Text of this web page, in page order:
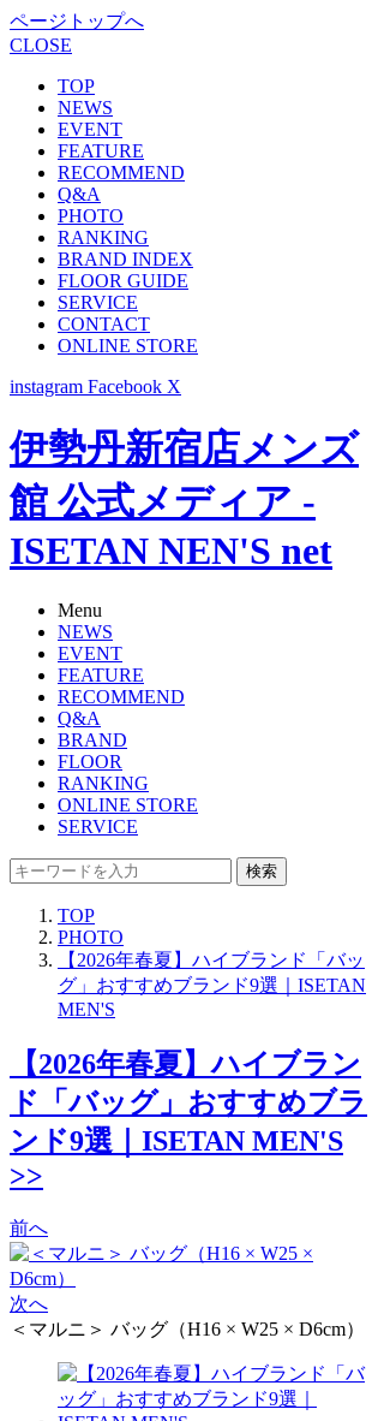
ページトップへ
CLOSE
TOP
NEWS
EVENT
FEATURE
RECOMMEND
Q&A
PHOTO
RANKING
BRAND INDEX
FLOOR GUIDE
SERVICE
CONTACT
ONLINE STORE
instagram Facebook X
伊勢丹新宿店メンズ
館 公式メディア -
ISETAN NEN'S net
Menu
NEWS
EVENT
FEATURE
RECOMMEND
Q&A
BRAND
FLOOR
RANKING
ONLINE STORE
SERVICE
検索
TOP
PHOTO
【2026年春夏】ハイブランド「バッ
グ」おすすめブランド9選｜ISETAN
MEN'S
【2026年春夏】ハイブラン
ド「バッグ」おすすめブラ
ンド9選｜ISETAN MEN'S
>>
前へ
次へ
＜マルニ＞ バッグ（H16 × W25 × D6cm）